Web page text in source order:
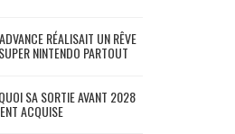
RÉALISAIT UN RÊVE
NINTENDO PARTOUT
SA SORTIE AVANT 2028
ACQUISE